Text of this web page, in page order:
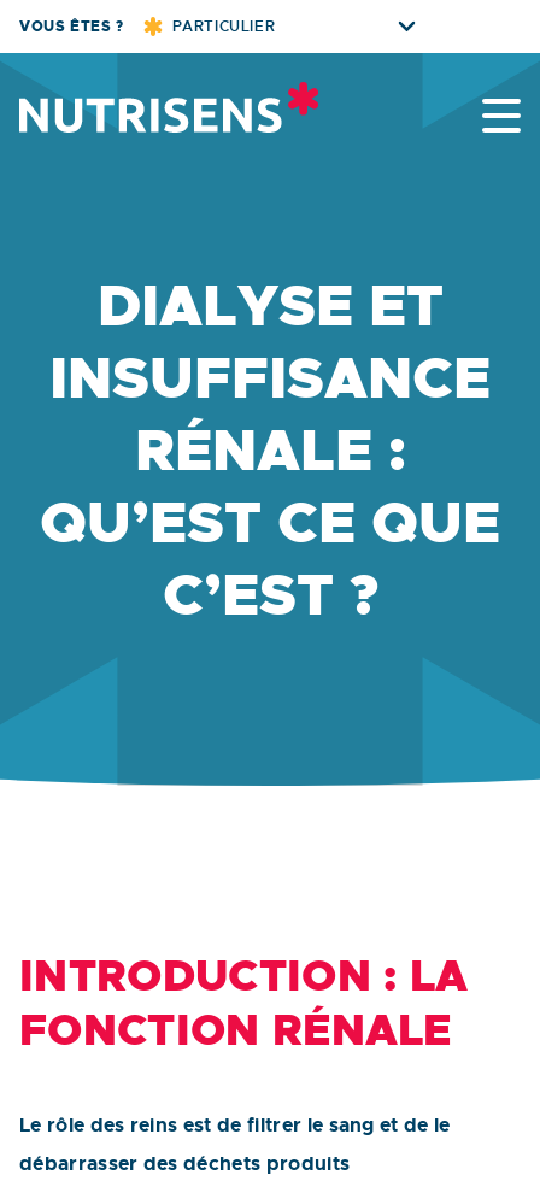
VOUS ÊTES ? PARTICULIER
DIALYSE ET
INSUFFISANCE
RÉNALE :
QU’EST CE QUE
C’EST ?
INTRODUCTION : LA
FONCTION RÉNALE
Le rôle des reins est de filtrer le sang et de le
débarrasser des déchets produits